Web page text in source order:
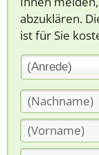
abzuklären.
ist für Sie
(Anrede)